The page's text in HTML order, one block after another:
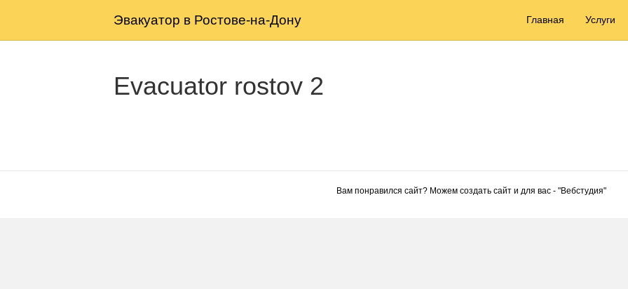
Эвакуатор в Ростове-на-Дону Главная Услуги
Evacuator rostov 2
Вам понравился сайт? Можем создать сайт и для вас - "Вебстудия"